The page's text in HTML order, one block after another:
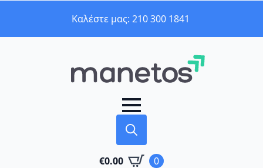
Καλέστε μας: 210 300 1841
for:
€0.00 0